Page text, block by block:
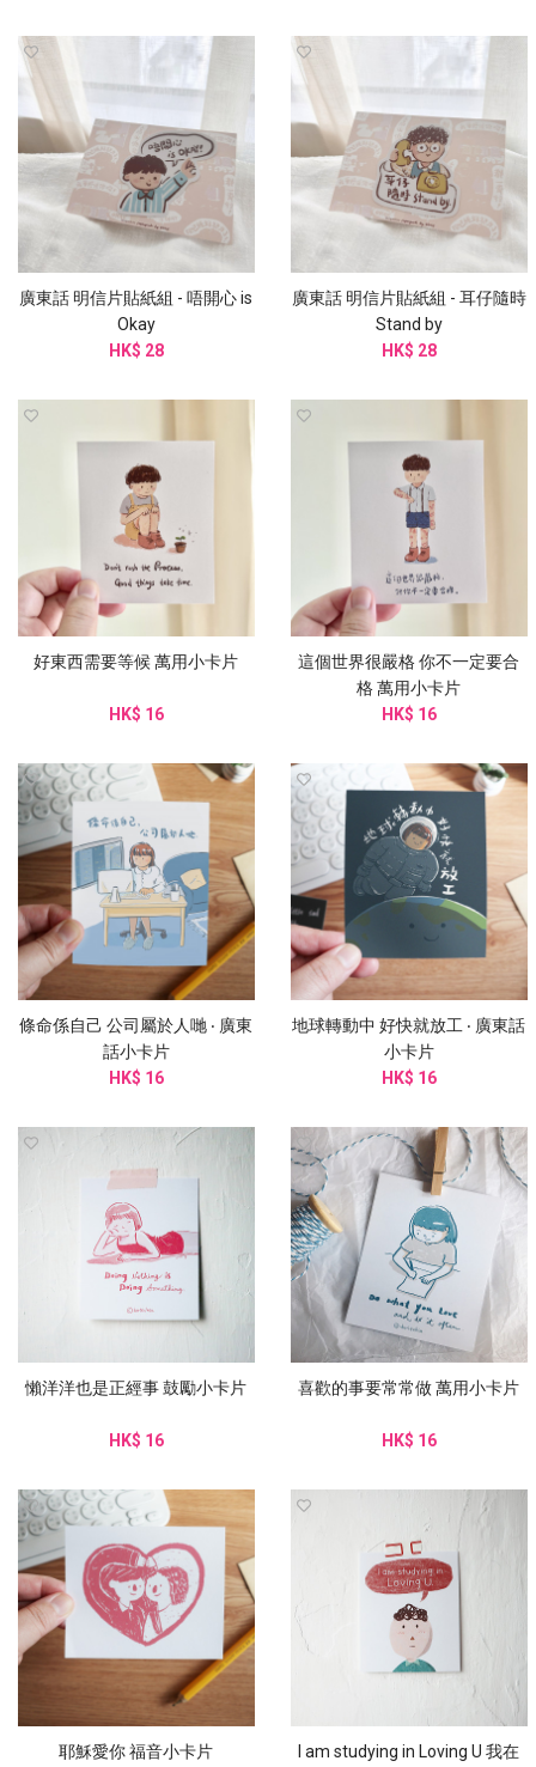
廣東話 明信片貼紙組 - 唔開心 is
Okay
HK$ 28
廣東話 明信片貼紙組 - 耳仔隨時
Stand by
HK$ 28
好東西需要等候 萬用小卡片
HK$ 16
這個世界很嚴格 你不一定要合
格 萬用小卡片
HK$ 16
條命係自己 公司屬於人哋 ‧ 廣東
話小卡片
HK$ 16
地球轉動中 好快就放工 ‧ 廣東話
小卡片
HK$ 16
懶洋洋也是正經事 鼓勵小卡片
HK$ 16
喜歡的事要常常做 萬用小卡片
HK$ 16
耶穌愛你 福音小卡片
I am studying in Loving U 我在